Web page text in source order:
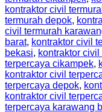
kontraktor civil
termurah depok,
civil termurah
barat, kontraktor civil
bekasi, kontraktor
terpercaya cikampek,
kontraktor civil
terpercaya depok,
kontraktor civil
terpercaya karawang